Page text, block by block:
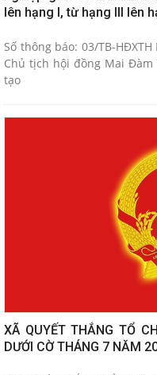
lên hạng I, từ hạng III lên
Số thông báo: 03/TB-
Chủ tịch hội đồng Mai Đàm
tạo
XÃ QUYẾT THẮNG TỔ
DƯỚI CỜ THÁNG 7 NĂM